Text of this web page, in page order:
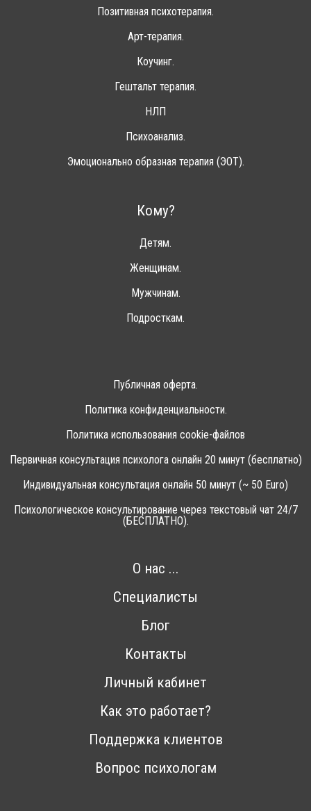
Позитивная психотерапия.
Арт-терапия.
Коучинг.
Гештальт терапия.
НЛП
Психоанализ.
Эмоционально образная терапия (ЭОТ).
Кому?
Детям.
Женщинам.
Мужчинам.
Подросткам.
Публичная оферта.
Политика конфиденциальности.
Политика использования cookie-файлов
Первичная консультация психолога онлайн 20 минут (бесплатно)
Индивидуальная консультация онлайн 50 минут (~ 50 Euro)
Психологическое консультирование через текстовый чат 24/7
(БЕСПЛАТНО).
О нас ...
Специалисты
Блог
Контакты
Личный кабинет
Как это работает?
Поддержка клиентов
Вопрос психологам